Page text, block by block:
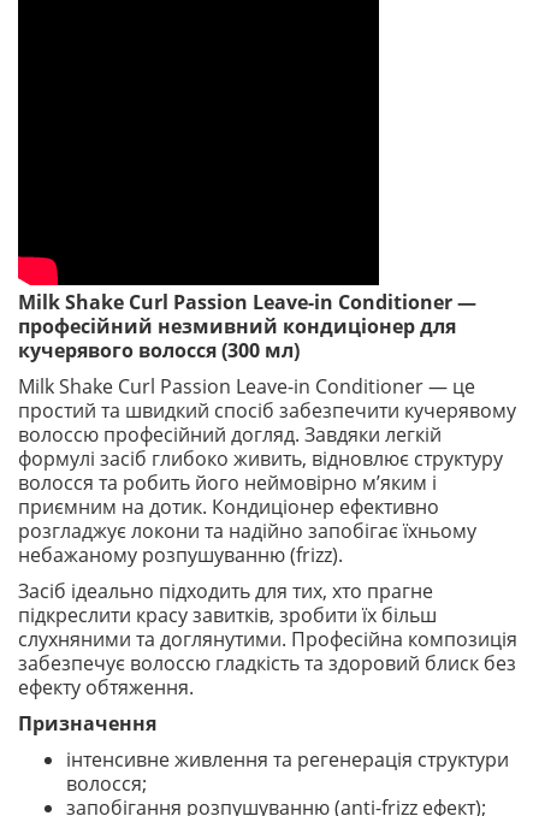
Milk Shake Curl Passion Leave-in Conditioner —
професійний незмивний кондиціонер для
кучерявого волосся (300 мл)
Milk Shake Curl Passion Leave-in Conditioner — це
простий та швидкий спосіб забезпечити кучерявому
волоссю професійний догляд. Завдяки легкій
формулі засіб глибоко живить, відновлює структуру
волосся та робить його неймовірно м’яким і
приємним на дотик. Кондиціонер ефективно
розгладжує локони та надійно запобігає їхньому
небажаному розпушуванню (frizz).
Засіб ідеально підходить для тих, хто прагне
підкреслити красу завитків, зробити їх більш
слухняними та доглянутими. Професійна композиція
забезпечує волоссю гладкість та здоровий блиск без
ефекту обтяження.
Призначення
інтенсивне живлення та регенерація структури
волосся;
запобігання розпушуванню (anti-frizz ефект);